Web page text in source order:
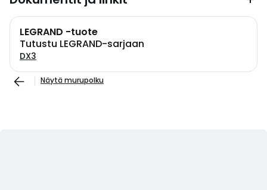
LEGRAND -tuote
Tutustu LEGRAND-sarjaan
DX3
Näytä murupolku